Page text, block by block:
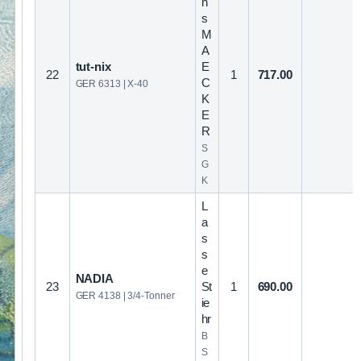
22
tut-nix
GER 6313 | X-40
s
M
A
E
C
K
E
R
S
G
K
1 717.00
23
NADIA
GER 4138 | 3/4-Tonner
L
a
s
s
e
St
ie
hr
B
S
1 690.00